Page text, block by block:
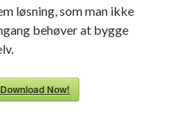
løsning, som man ikke
behøver at bygge
Download Now!